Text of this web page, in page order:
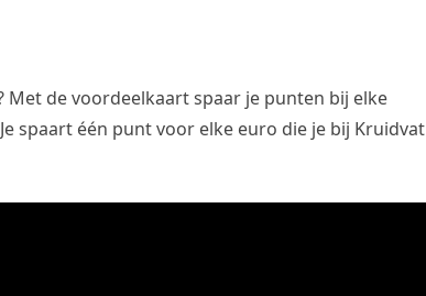
de voordeelkaart spaar je punten bij elke
spaart één punt voor elke euro die je bij Kruidvat